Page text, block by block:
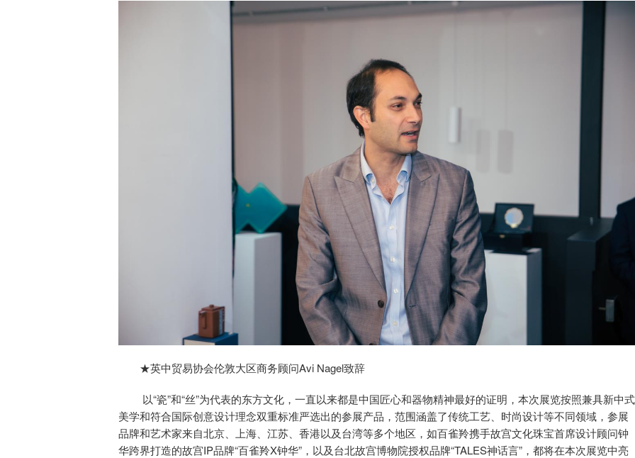
★英中贸易协会伦敦大区商务顾问Avi Nagel致辞
以“瓷”和“丝”为代表的东方文化，一直以来都是中国匠心和器物精神最好的证明，本次展览按照兼具新中式
美学和符合国际创意设计理念双重标准严选出的参展产品，范围涵盖了传统工艺、时尚设计等不同领域，参展
品牌和艺术家来自北京、上海、江苏、香港以及台湾等多个地区，如百雀羚携手故宫文化珠宝首席设计顾问钟
华跨界打造的故宫IP品牌“百雀羚X钟华”，以及台北故宫博物院授权品牌“TALES神话言”，都将在本次展览中亮